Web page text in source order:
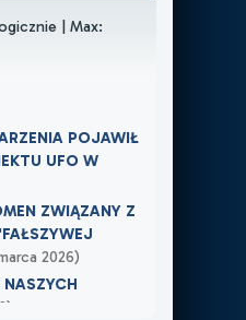
| Max:
POJAWIŁ
UFO W
ZWIĄZANY Z
2026)